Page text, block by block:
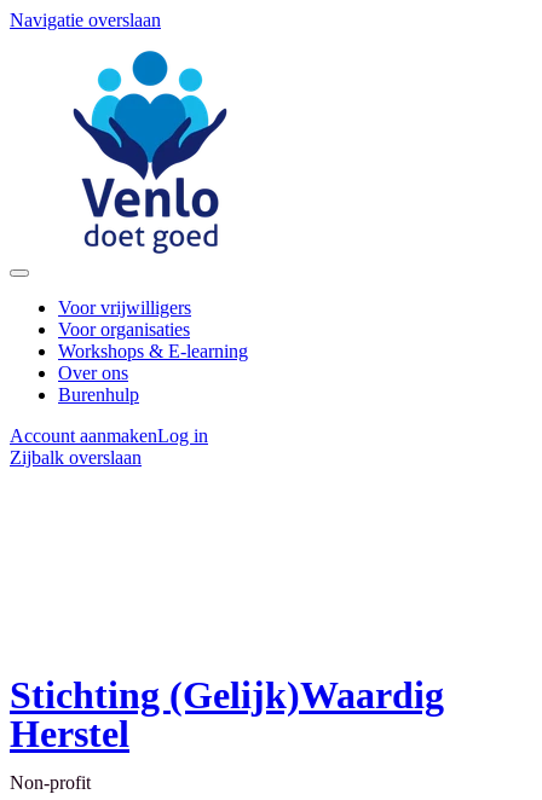
Navigatie overslaan
Voor vrijwilligers
Voor organisaties
Workshops & E-learning
Over ons
Burenhulp
Account aanmakenLog in
Zijbalk overslaan
Stichting (Gelijk)Waardig
Herstel
Non-profit